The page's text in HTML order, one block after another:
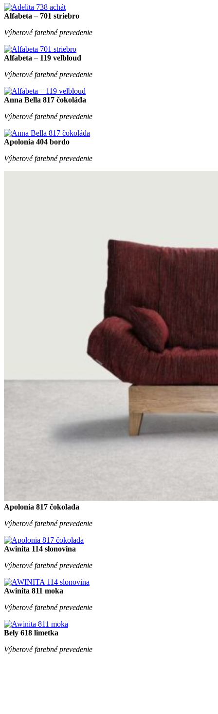
Alfabeta – 701 striebro
Výberové farebné prevedenie
Alfabeta – 119 velbloud
Výberové farebné prevedenie
Anna Bella 817 čokoláda
Výberové farebné prevedenie
Apolonia 404 bordo
Výberové farebné prevedenie
Apolonia 817 čokolada
Výberové farebné prevedenie
Awinita 114 slonovina
Výberové farebné prevedenie
Awinita 811 moka
Výberové farebné prevedenie
Bely 618 limetka
Výberové farebné prevedenie